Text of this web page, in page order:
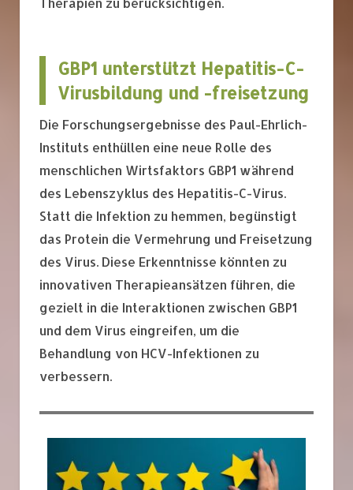
GBP1 unterstützt Hepatitis-C-
Virusbildung und -freisetzung
Die Forschungsergebnisse des Paul-Ehrlich-
Instituts enthüllen eine neue Rolle des
menschlichen Wirtsfaktors GBP1 während
des Lebenszyklus des Hepatitis-C-Virus.
Statt die Infektion zu hemmen, begünstigt
das Protein die Vermehrung und Freisetzung
des Virus. Diese Erkenntnisse könnten zu
innovativen Therapieansätzen führen, die
gezielt in die Interaktionen zwischen GBP1
und dem Virus eingreifen, um die
Behandlung von HCV-Infektionen zu
verbessern.